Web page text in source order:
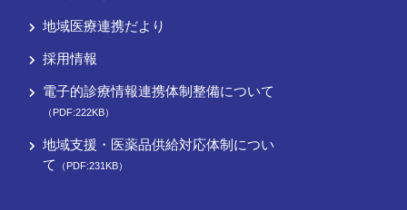
地域医療連携だより
採用情報
電子的診療情報連携体制整備について
（PDF:222KB）
地域支援・医薬品供給対応体制につい
て
（PDF:231KB）